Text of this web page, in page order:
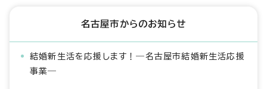
名古屋市からのお知らせ
結婚新生活を応援します！―名古屋市結婚新生活応援
事業―